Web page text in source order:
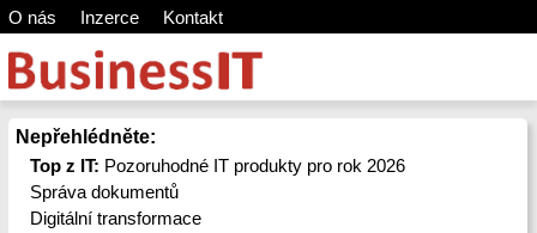
O nás Inzerce Kontakt
Nepřehlédněte:
Top z IT: Pozoruhodné IT produkty pro rok 2026
Správa dokumentů
Digitální transformace